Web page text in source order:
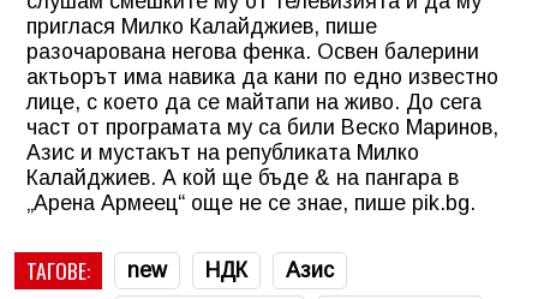
приглася Милко Калайджиев, пише
разочарована негова фенка. Освен балерини
актьорът има навика да кани по едно известно
лице, с което да се майтапи на живо. До сега
част от програмата му са били Веско Маринов,
Азис и мустакът на републиката Милко
Калайджиев. А кой ще бъде & на пангара в
„Арена Армеец“ още не се знае, пише pik.bg.
ТАГОВЕ: new НДК
Азис